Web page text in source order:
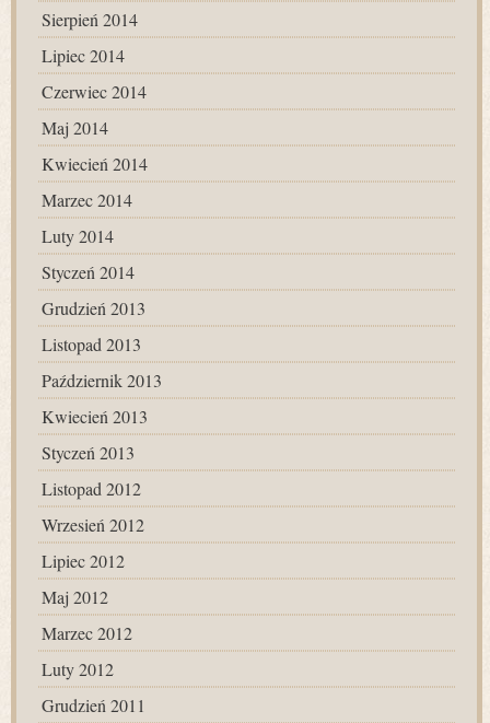
Sierpień 2014
Lipiec 2014
Czerwiec 2014
Maj 2014
Kwiecień 2014
Marzec 2014
Luty 2014
Styczeń 2014
Grudzień 2013
Listopad 2013
Październik 2013
Kwiecień 2013
Styczeń 2013
Listopad 2012
Wrzesień 2012
Lipiec 2012
Maj 2012
Marzec 2012
Luty 2012
Grudzień 2011